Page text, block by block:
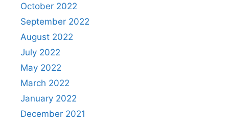
October 2022
September 2022
August 2022
July 2022
May 2022
March 2022
January 2022
December 2021